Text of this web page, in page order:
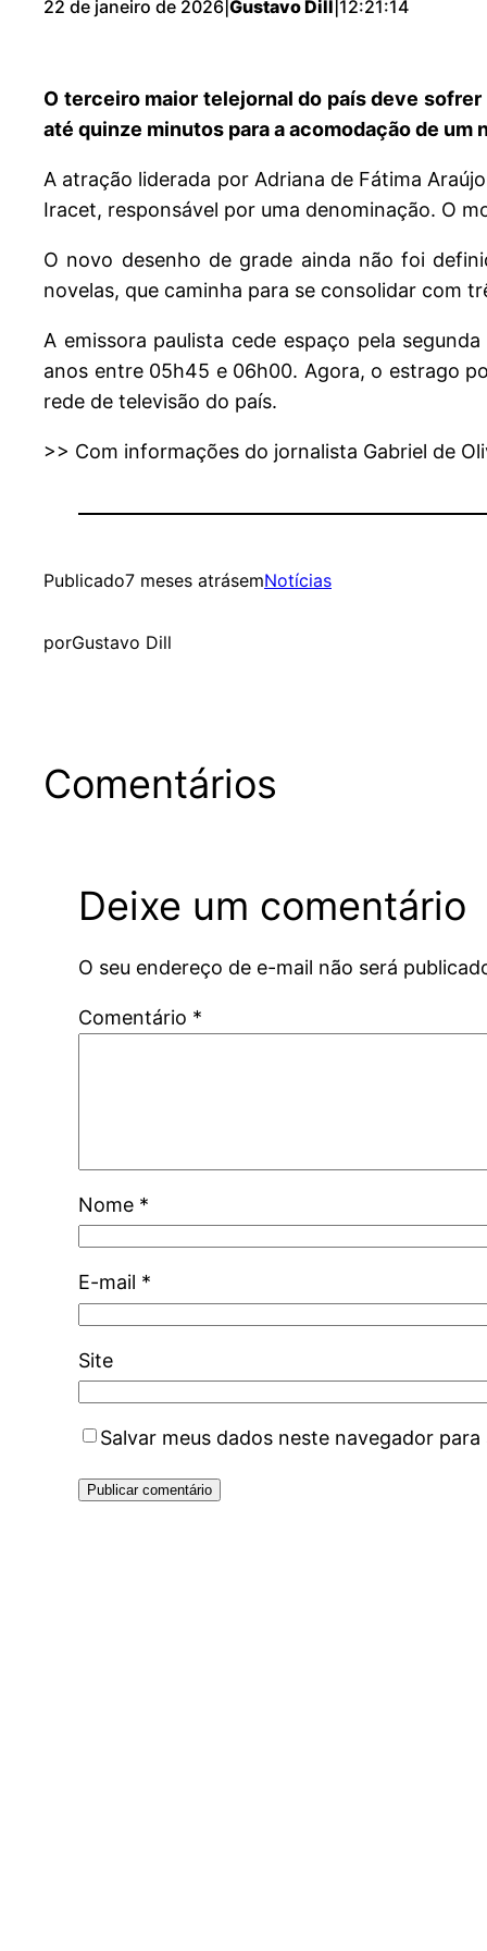
22 de janeiro de 2026 Gustavo Dill 12:21:14
O terceiro maior telejornal do país deve sofrer
até quinze minutos para a acomodação de
A atração liderada por Adriana de Fátima
Iracet, responsável por uma denominação. O
O novo desenho de grade ainda não foi
novelas, que caminha para se consolidar com
A emissora paulista cede espaço pela
anos entre 05h45 e 06h00. Agora, o estrago
rede de televisão do país.
>> Com informações do jornalista Gabriel de
Publicado7 meses atrásemNotícias
porGustavo Dill
Comentários
Deixe um comentário
O seu endereço de e-mail não será
Comentário *
Nome *
E-mail *
Site
Salvar meus dados neste navegador